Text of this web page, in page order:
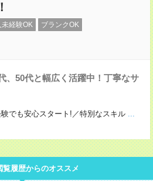
未経験OK ブランクOK
、50代と幅広く活躍中！丁寧なサ
でも安心スタート!／特別なスキル ...
覧履歴からのオススメ